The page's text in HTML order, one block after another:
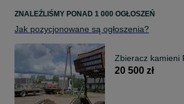
ZNALEŹLIŚMY PONAD 1 000 OGŁOSZEŃ
Jak pozycjonowane są ogłoszenia?
Zbieracz kamieni
20 500 zł